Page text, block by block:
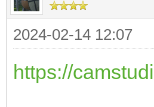
2024-02-14 12:07
https://